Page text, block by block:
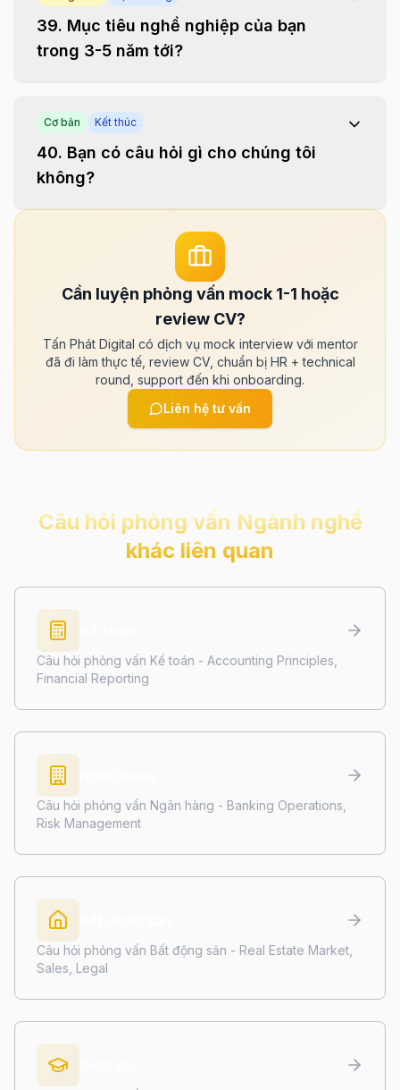
39. Mục tiêu nghề nghiệp của bạn
trong 3-5 năm tới?
Cơ bản Kết thúc
40. Bạn có câu hỏi gì cho chúng tôi
không?
Cần luyện phỏng vấn mock 1-1 hoặc
review CV?
Tấn Phát Digital có dịch vụ mock interview với mentor
đã đi làm thực tế, review CV, chuẩn bị HR + technical
round, support đến khi onboarding.
Liên hệ tư vấn
Câu hỏi phỏng vấn Ngành nghề
khác liên quan
Câu hỏi phỏng vấn Kế toán - Accounting Principles,
Financial Reporting
Câu hỏi phỏng vấn Ngân hàng - Banking Operations,
Risk Management
Câu hỏi phỏng vấn Bất động sản - Real Estate Market,
Sales, Legal